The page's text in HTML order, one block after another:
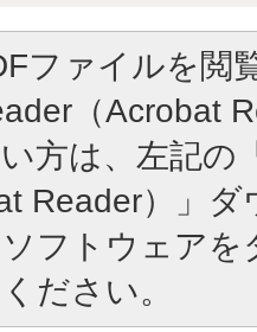
ファイルを閲
（Acrobat
方は、左記の
Reader）」
フトウェア
ださい。